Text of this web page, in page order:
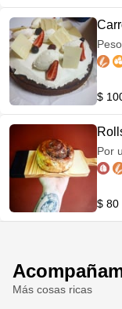
$
Por
$ 80
Más cosas ricas